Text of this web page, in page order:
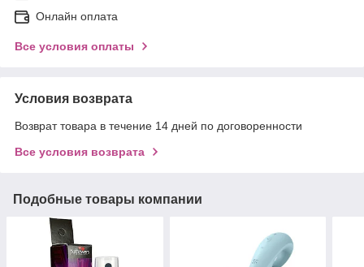
Онлайн оплата
Все условия оплаты
Условия возврата
Возврат товара в течение 14 дней по договоренности
Все условия возврата
Подобные товары компании